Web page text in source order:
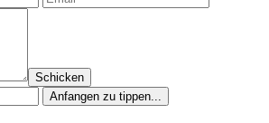
Schicken